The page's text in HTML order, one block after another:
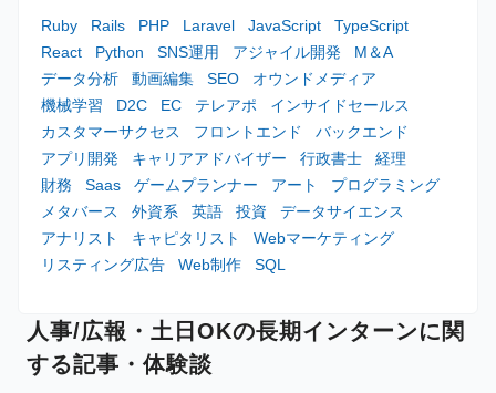
Ruby Rails PHP Laravel JavaScript
TypeScript
React
Python SNS運用 アジャイル開発
M＆A
データ分析
動画編集 SEO
オウンドメディア
機械学習
D2C EC テレアポ
インサイドセールス
カスタマーサクセス
フロントエンド
バックエンド
アプリ開発
キャリアアドバイザー 行政書士
経理
財務
Saas ゲームプランナー アート
プログラミング
メタバース
外資系 英語 投資
データサイエンス
アナリスト
キャピタリスト
Webマーケティング
リスティング広告
Web制作 SQL
人事/広報・土日OKの長期インターンに関
する記事・体験談